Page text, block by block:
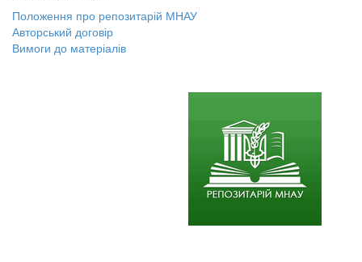
Положення про репозитарій МНАУ
Авторський договір
Вимоги до матеріалів